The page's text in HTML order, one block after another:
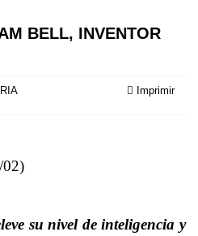
BELL, INVENTOR
Imprimir
02)
su nivel de inteligencia y